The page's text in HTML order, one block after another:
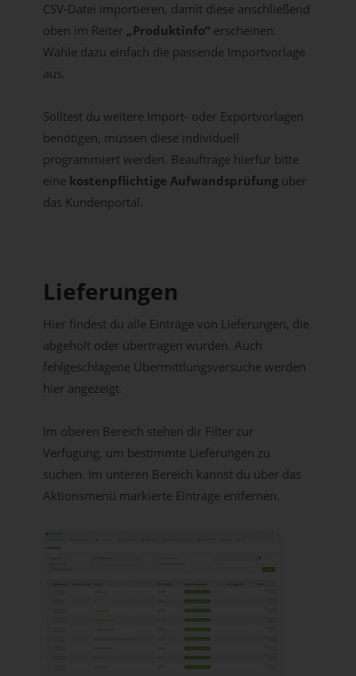
CSV-Datei importieren, damit diese anschließend
oben im Reiter „Produktinfo“ erscheinen.
Wähle dazu einfach die passende Importvorlage
aus.
Solltest du weitere Import- oder Exportvorlagen
benötigen, müssen diese individuell
programmiert werden. Beauftrage hierfür bitte
eine kostenpflichtige Aufwandsprüfungüber
das Kundenportal.
Lieferungen
Hier findest du alle Einträge von Lieferungen, die
abgeholt oder übertragen wurden. Auch
fehlgeschlagene Übermittlungsversuche werden
hier angezeigt.
Im oberen Bereich stehen dir Filter zur
Verfügung, um bestimmte Lieferungen zu
suchen. Im unteren Bereich kannst du über das
Aktionsmenü markierte Einträge entfernen.